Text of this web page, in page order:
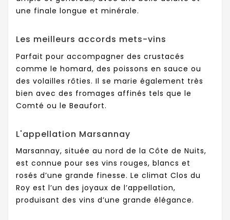
une finale longue et minérale.
Les meilleurs accords mets-vins
Parfait pour accompagner des crustacés
comme le homard, des poissons en sauce ou
des volailles rôties. Il se marie également très
bien avec des fromages affinés tels que le
Comté ou le Beaufort.
L'appellation Marsannay
Marsannay, située au nord de la Côte de Nuits,
est connue pour ses vins rouges, blancs et
rosés d’une grande finesse. Le climat Clos du
Roy est l’un des joyaux de l’appellation,
produisant des vins d’une grande élégance.